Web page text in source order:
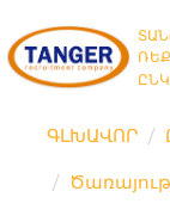
ԳԼԽԱՎՈՐ